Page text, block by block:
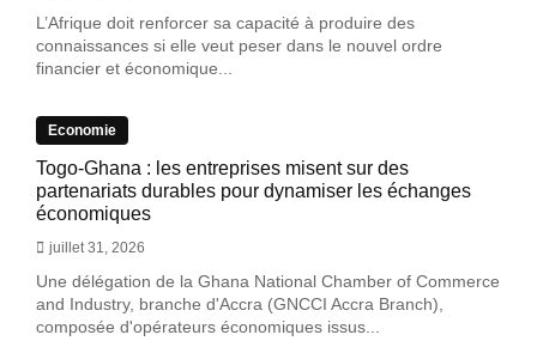
L’Afrique doit renforcer sa capacité à produire des
connaissances si elle veut peser dans le nouvel ordre
financier et économique...
Economie
Togo-Ghana : les entreprises misent sur des
partenariats durables pour dynamiser les échanges
économiques
juillet 31, 2026
Une délégation de la Ghana National Chamber of Commerce
and Industry, branche d'Accra (GNCCI Accra Branch),
composée d'opérateurs économiques issus...